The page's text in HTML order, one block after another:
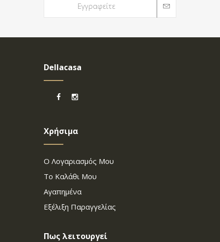
Dellacasa
Χρήσιμα
Ο Λογαριασμός Μου
Το Καλάθι Μου
Αγαπημένα
Εξέλιξη Παραγγελίας
Πως λειτουργεί